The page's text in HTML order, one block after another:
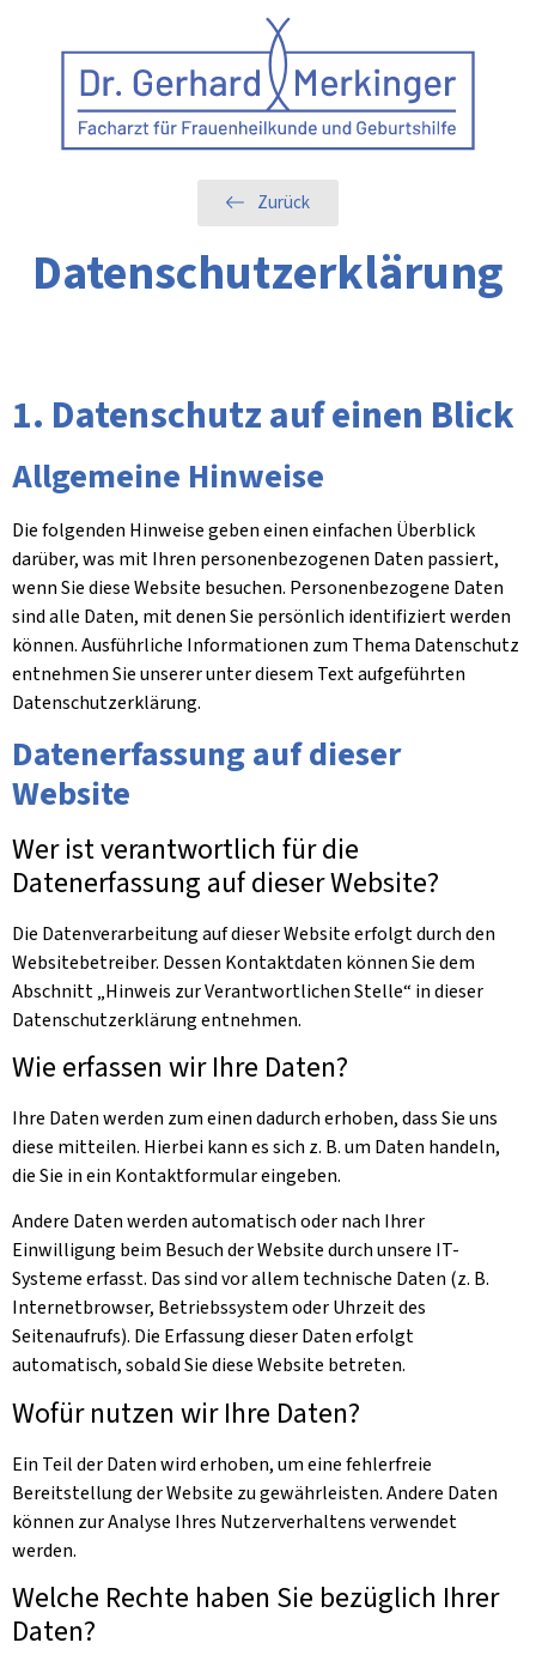
Zurück
Datenschutzerklärung
1. Datenschutz auf einen Blick
Allgemeine Hinweise
Die folgenden Hinweise geben einen einfachen Überblick
darüber, was mit Ihren personenbezogenen Daten passiert,
wenn Sie diese Website besuchen. Personenbezogene Daten
sind alle Daten, mit denen Sie persönlich identifiziert werden
können. Ausführliche Informationen zum Thema Datenschutz
entnehmen Sie unserer unter diesem Text aufgeführten
Datenschutzerklärung.
Datenerfassung auf dieser
Website
Wer ist verantwortlich für die
Datenerfassung auf dieser Website?
Die Datenverarbeitung auf dieser Website erfolgt durch den
Websitebetreiber. Dessen Kontaktdaten können Sie dem
Abschnitt „Hinweis zur Verantwortlichen Stelle“ in dieser
Datenschutzerklärung entnehmen.
Wie erfassen wir Ihre Daten?
Ihre Daten werden zum einen dadurch erhoben, dass Sie uns
diese mitteilen. Hierbei kann es sich z. B. um Daten handeln,
die Sie in ein Kontaktformular eingeben.
Andere Daten werden automatisch oder nach Ihrer
Einwilligung beim Besuch der Website durch unsere IT-
Systeme erfasst. Das sind vor allem technische Daten (z. B.
Internetbrowser, Betriebssystem oder Uhrzeit des
Seitenaufrufs). Die Erfassung dieser Daten erfolgt
automatisch, sobald Sie diese Website betreten.
Wofür nutzen wir Ihre Daten?
Ein Teil der Daten wird erhoben, um eine fehlerfreie
Bereitstellung der Website zu gewährleisten. Andere Daten
können zur Analyse Ihres Nutzerverhaltens verwendet
werden.
Welche Rechte haben Sie bezüglich Ihrer
Daten?